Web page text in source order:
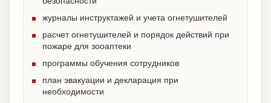
журналы инструктажей и учета огнетушителей
расчет огнетушителей и порядок действий при
пожаре для зооаптеки
программы обучения сотрудников
план эвакуации и декларация при
необходимости